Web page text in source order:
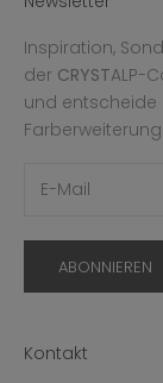
Inspiration,
der CRYSTALP-
und entscheide
ABONNIEREN
Kontakt